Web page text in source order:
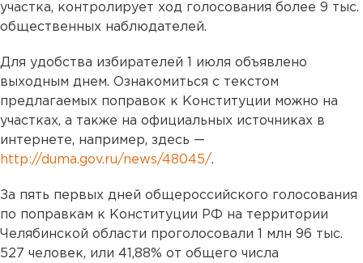
участка, контролирует ход голосования более 9 тыс.
общественных наблюдателей.
Для удобства избирателей 1 июля объявлено
выходным днем. Ознакомиться с текстом
предлагаемых поправок к Конституции можно на
участках, а также на официальных источниках в
интернете, например, здесь —
http://duma.gov.ru/news/48045/.
За пять первых дней общероссийского голосования
по поправкам к Конституции РФ на территории
Челябинской области проголосовали 1 млн 96 тыс.
527 человек, или 41,88% от общего числа